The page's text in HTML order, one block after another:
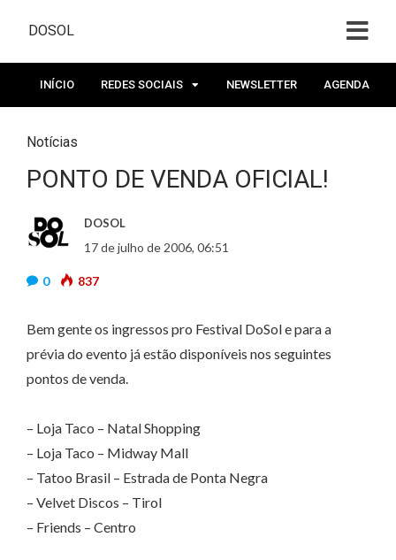
DOSOL
INÍCIO REDES SOCIAIS NEWSLETTER AGENDA
Notícias
PONTO DE VENDA OFICIAL!
DOSOL
17 de julho de 2006, 06:51
0 837
Bem gente os ingressos pro Festival DoSol e para a
prévia do evento já estão disponíveis nos seguintes
pontos de venda.
– Loja Taco – Natal Shopping
– Loja Taco – Midway Mall
– Tatoo Brasil – Estrada de Ponta Negra
– Velvet Discos – Tirol
– Friends – Centro